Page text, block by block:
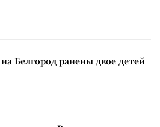
Белгород ранены двое детей